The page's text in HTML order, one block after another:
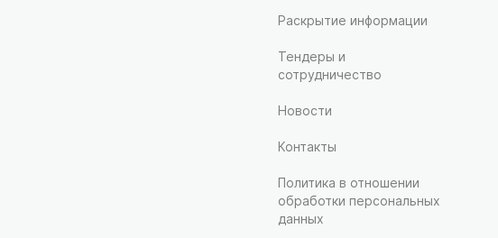
Раскрытие информации
Тендеры и
сотрудничество
Новости
Контакты
Политика в отношении
обработки персональных
данных